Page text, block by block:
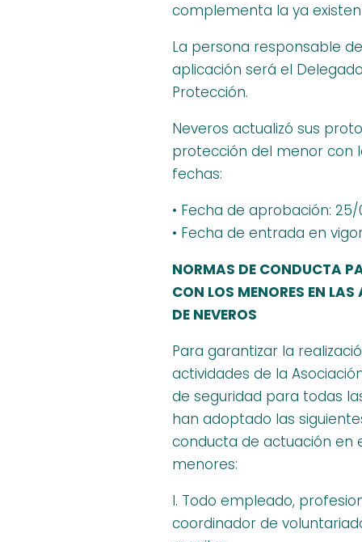
complementa la ya
La persona responsable
aplicación será el
Protección.
Neveros actualizó sus
protección del menor con
fechas:
• Fecha de aprobación:
• Fecha de entrada en
NORMAS DE CONDUCTA
CON LOS MENORES EN
DE NEVEROS
Para garantizar la
actividades de la
de seguridad para todas
han adoptado las
conducta de actuación en
menores:
l. Todo empleado,
coordinador de